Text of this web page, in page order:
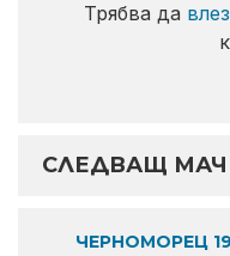
Трябва да
СЛЕДВАЩ МАЧ
ЧЕРНОМОРЕЦ